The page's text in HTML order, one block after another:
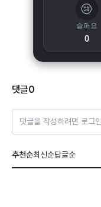
😢
슬퍼요
0
댓글0
댓글을 작성하려면 로그
추천순최신순답글순